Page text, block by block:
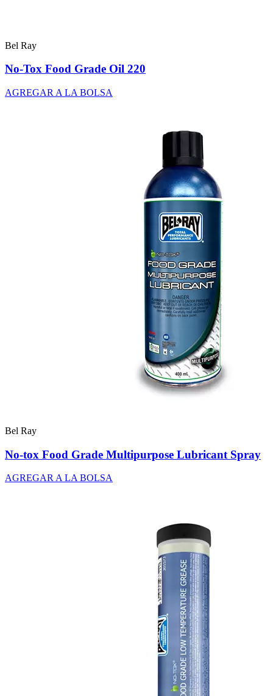
Bel Ray
No-Tox Food Grade Oil 220
AGREGAR A LA BOLSA
Bel Ray
No-tox Food Grade Multipurpose Lubricant Spray
AGREGAR A LA BOLSA